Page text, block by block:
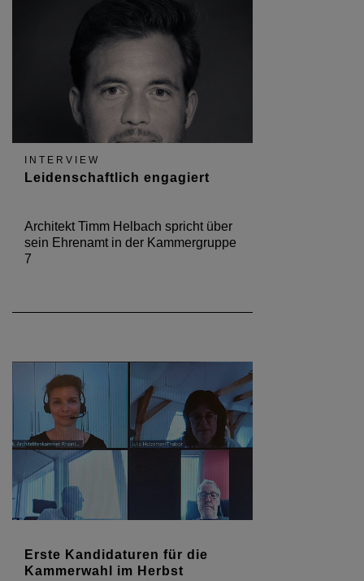
INTERVIEW
Leidenschaftlich engagiert
Architekt Timm Helbach spricht über
sein Ehrenamt in der Kammergruppe
7
Erste Kandidaturen für die
Kammerwahl im Herbst